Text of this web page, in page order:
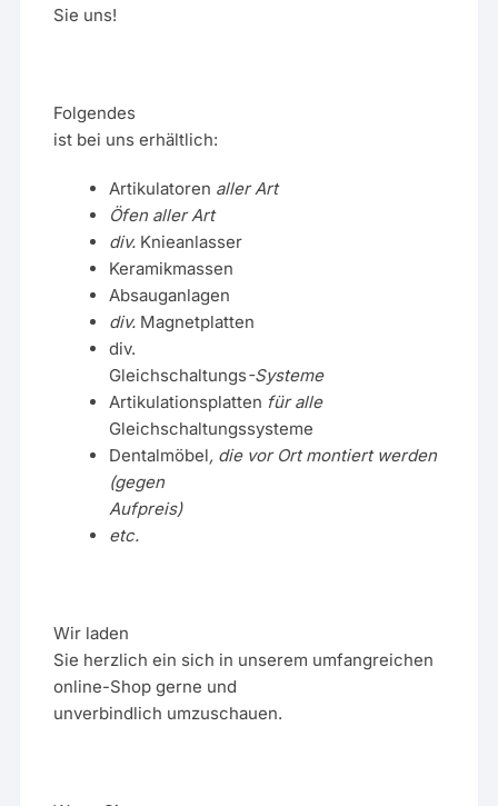
Sie uns!
Folgendes
ist bei uns erhältlich:
Artikulatoren aller Art
Öfen aller Art
div. Knieanlasser
Keramikmassen
Absauganlagen
div. Magnetplatten
div.
Gleichschaltungs-Systeme
Artikulationsplatten für alle
Gleichschaltungssysteme
Dentalmöbel, die vor Ort montiert werden
(gegen
Aufpreis)
etc.
Wir laden
Sie herzlich ein sich in unserem umfangreichen
online-Shop gerne und
unverbindlich umzuschauen.